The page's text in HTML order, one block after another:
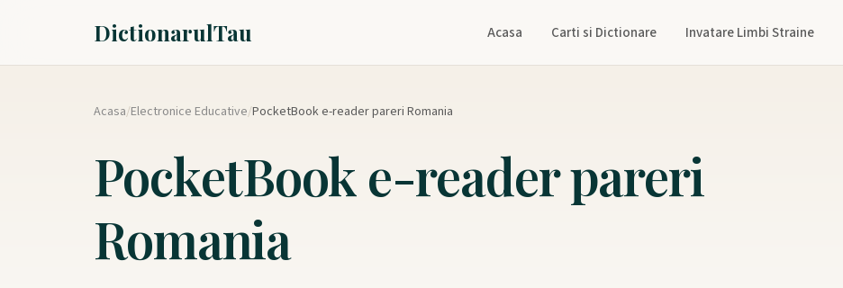
DictionarulTau Acasa Carti si Dictionare Invatare Limbi Straine
Acasa/Electronice Educative/PocketBook e-reader pareri Romania
PocketBook e-reader pareri
Romania